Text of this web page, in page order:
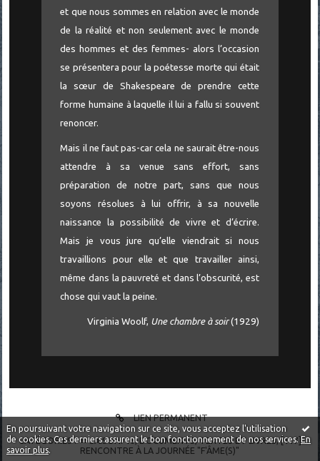
En poursuivant votre navigation sur ce site, vous acceptez l'utilisation
de cookies. Ces derniers assurent le bon fonctionnement de nos services.En
savoir plus.
et que nous sommes en relation avec le monde
de la réalité et non seulement avec le monde
des hommes et des femmes- alors l’occasion
se présentera pour la poétesse morte qui était
la sœur de Shakespeare de prendre cette
forme humaine à laquelle il lui a fallu si souvent
renoncer.
Mais il ne faut pas-car cela ne saurait être-nous
attendre à sa venue sans effort, sans
préparation de notre part, sans que nous
soyons résolues à lui offrir, à sa nouvelle
naissance la possibilité de vivre et d’écrire.
Mais je vous jure qu’elle viendrait si nous
travaillions pour elle et que travailler ainsi,
même dans la pauvreté et dans l’obscurité, est
chose qui vaut la peine.
Virginia Woolf, Une chambre à soir(1929)
LIEN PERMANENT
CATÉGORIES :=>SAISON. 16,DOCUMENTS,TEXTES ET LIVRES,[117]
RENCONTRE À LA JOURNÉE "F'ÂME(S)"